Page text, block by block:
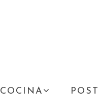
COCINA